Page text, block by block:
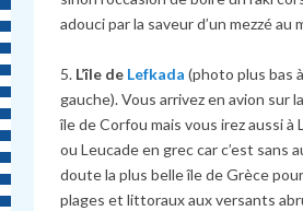
adouci par la saveur d’un mezzé au
5. L’île de Lefkada (photo plus bas à
gauche). Vous arrivez en avion sur
île de Corfou mais vous irez aussi à
ou Leucade en grec car c’est sans
doute la plus belle île de Grèce
plages et littoraux aux versants